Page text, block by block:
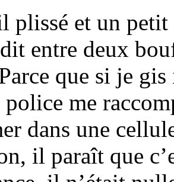
plissé et un
entre deux
que si je
police me
dans une
il paraît que